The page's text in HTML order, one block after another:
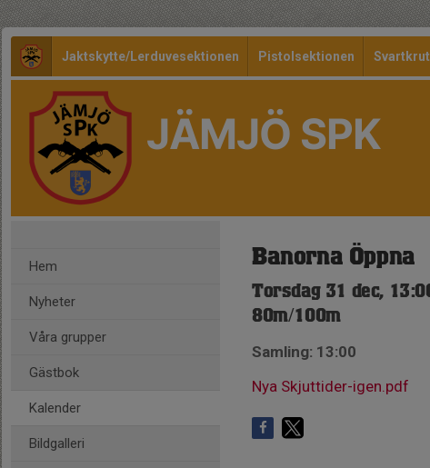
Jaktskytte/Lerduvesektionen Pistolsektionen
JÄMJÖ SPK
Hem
Nyheter
Våra grupper
Gästbok
Kalender
Bildgalleri
Banorna Öppna
Torsdag 31 dec,
80m/100m
Samling: 13:00
Nya Skjuttider-igen.pdf